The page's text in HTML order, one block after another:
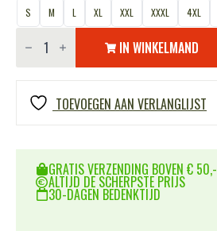
S M L XL XXL XXXL 4XL
Leren
vest
zonder
opdruk
aantal
IN WINKELMAND
TOEVOEGEN AAN VERLANGLIJST
GRATIS VERZENDING BOVEN € 50,-
ALTIJD DE SCHERPSTE PRIJS
30-DAGEN BEDENKTIJD